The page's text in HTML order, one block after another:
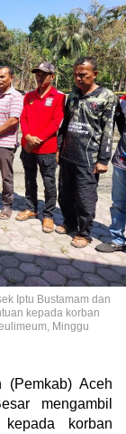
Iptu Bustamam dan
kepada korban
Minggu
(Pemkab) Aceh
mengambil
korban